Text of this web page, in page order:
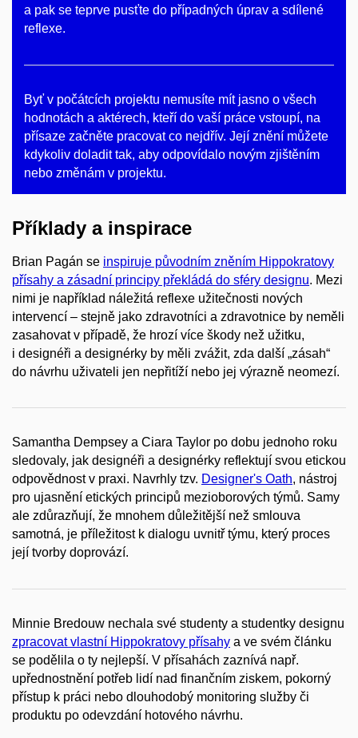
a pak se teprve pusťte do případných úprav a sdílené
reflexe.
Byť v počátcích projektu nemusíte mít jasno o všech
hodnotách a aktérech, kteří do vaší práce vstoupí, na
přísaze začněte pracovat co nejdřív. Její znění můžete
kdykoliv doladit tak, aby odpovídalo novým zjištěním
nebo změnám v projektu.
Příklady a inspirace
Brian Pagán se inspiruje původním zněním Hippokratovy
přísahy a zásadní principy překládá do sféry designu. Mezi
nimi je například náležitá reflexe užitečnosti nových
intervencí – stejně jako zdravotníci a zdravotnice by neměli
zasahovat v případě, že hrozí více škody než užitku,
i designéři a designérky by měli zvážit, zda další „zásah“
do návrhu uživateli jen nepřitíží nebo jej výrazně neomezí.
Samantha Dempsey a Ciara Taylor po dobu jednoho roku
sledovaly, jak designéři a designérky reflektují svou etickou
odpovědnost v praxi. Navrhly tzv. Designer's Oath, nástroj
pro ujasnění etických principů mezioborových týmů. Samy
ale zdůrazňují, že mnohem důležitější než smlouva
samotná, je příležitost k dialogu uvnitř týmu, který proces
její tvorby doprovází.
Minnie Bredouw nechala své studenty a studentky designu
zpracovat vlastní Hippokratovy přísahy a ve svém článku
se podělila o ty nejlepší. V přísahách zaznívá např.
upřednostnění potřeb lidí nad finančním ziskem, pokorný
přístup k práci nebo dlouhodobý monitoring služby či
produktu po odevzdání hotového návrhu.